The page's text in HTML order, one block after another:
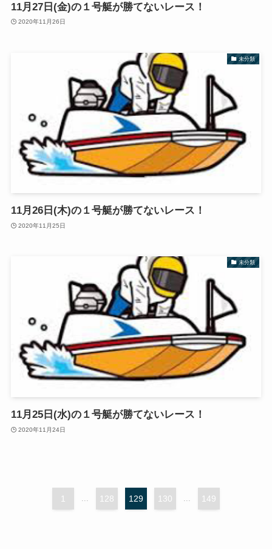
11月27日(金)の１号艇が勝てないレース！
2020年11月26日
未分類
11月26日(木)の１号艇が勝てないレース！
2020年11月25日
未分類
11月25日(水)の１号艇が勝てないレース！
2020年11月24日
1 ... 128 129 130 ... 149